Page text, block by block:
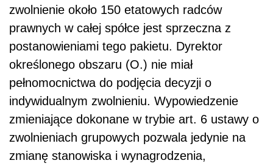
zwolnienie około 150 etatowych radców
prawnych w całej spółce jest sprzeczna z
postanowieniami tego pakietu. Dyrektor
określonego obszaru (O.) nie miał
pełnomocnictwa do podjęcia decyzji o
indywidualnym zwolnieniu. Wypowiedzenie
zmieniające dokonane w trybie art. 6 ustawy o
zwolnieniach grupowych pozwala jedynie na
zmianę stanowiska i wynagrodzenia,